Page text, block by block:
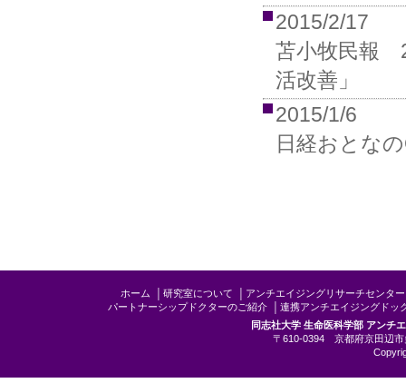
2015/2/17
苫小牧民報
活改善」
2015/1/6
日経おとな
ホーム 研究室について
アンチエイジングリサーチセンター
パートナーシップドクターのご紹介
連携アンチエイジングドッ
同志社大学 生命医科学部 アンチ
〒610-0394 京都府京田辺